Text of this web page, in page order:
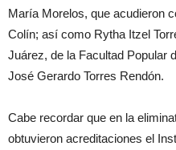
María Morelos, que acudieron
Colín; así como Rytha Itzel
Juárez, de la Facultad Popular
José Gerardo Torres Rendón.
Cabe recordar que en la
obtuvieron acreditaciones el